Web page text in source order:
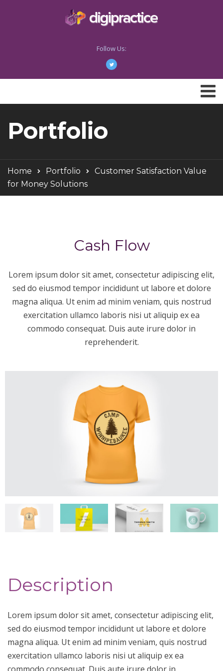
Follow Us:
Portfolio
Home Portfolio
Customer Satisfaction Value
for Money Solutions
Cash Flow
Lorem ipsum dolor sit amet, consectetur adipiscing elit,
sed do eiusmod tempor incididunt ut labore et dolore
magna aliqua. Ut enim ad minim veniam, quis nostrud
exercitation ullamco laboris nisi ut aliquip ex ea
commodo consequat. Duis aute irure dolor in
reprehenderit.
Description
Lorem ipsum dolor sit amet, consectetur adipiscing elit,
sed do eiusmod tempor incididunt ut labore et dolore
magna aliqua. Ut enim ad minim veniam, quis nostrud
exercitation ullamco laboris nisi ut aliquip ex ea